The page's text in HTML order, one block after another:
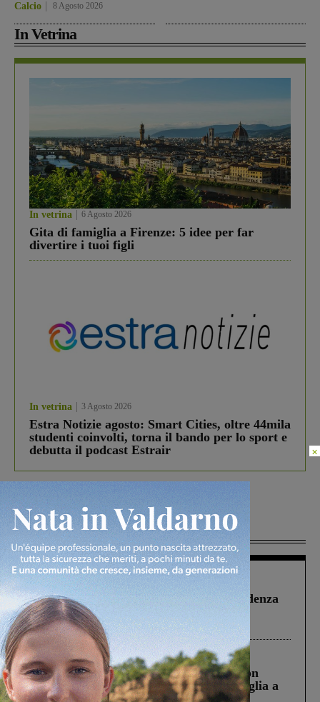
Calcio 8 Agosto 2026
In Vetrina
In vetrina 6 Agosto 2026
Gita di famiglia a Firenze: 5 idee per far
divertire i tuoi figli
In vetrina 3 Agosto 2026
Estra Notizie agosto: Smart Cities, oltre 44mila
studenti coinvolti, torna il bando per lo sport e
debutta il podcast Estrair
Più lette
Figline Incisa Valdarno 1 Agosto 2026
Piscina di Figline finanziata oltre la scadenza
Pnrr, il gruppo di Fratelli d’Italia: “Un
ringraziamento al Governo”
Cronaca 3 Agosto 2026
Scomparso da una struttura di Castiglion
Fiorentino l’uomo che aveva ucciso la figlia a
Levane nel 2020
×